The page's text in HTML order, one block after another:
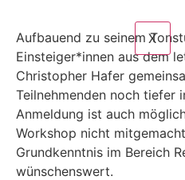
X
Aufbauend zu seinem
Einsteiger*innen aus dem
Christopher Hafer
Teilnehmenden noch tiefer
Anmeldung ist auch
Workshop nicht
Grundkenntnis im Bereich
wünschenswert.